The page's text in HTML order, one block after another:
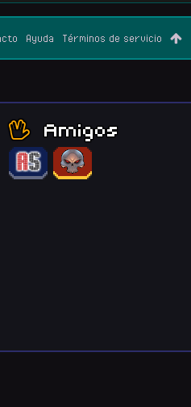
Ayuda Términos de servicio
Amigos